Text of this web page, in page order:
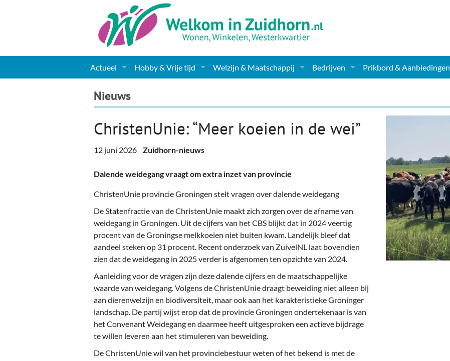
Actueel
Nieuws
Gemeente informatie
Dorpen
Columns & Redactioneel
Foto-pagina
Hobby & Vrije tijd
Kunst
Toerisme & Musea
Welzijn & Maatschappij
Gezondheid & Zorg
Levensbeschouwelijk
Ouderen
Politieke Partijen
Bedrijven
Verzorging
Vervoer, Auto's & Fietsen
Wonen & Interieur
On-line bestellen in Zuidhorn
Diensten, Gemak & Zakelijk
(Ver) Bouw & Onderhoud
Prikbord & Aanbiedingen
Nieuws
ChristenUnie: “Meer koeien in de wei”
12 juni 2026 Zuidhorn-nieuws
Dalende weidegang vraagt om extra inzet van provincie
ChristenUnie provincie Groningen stelt vragen over dalende weidegang
De Statenfractie van de ChristenUnie maakt zich zorgen over de afname van
weidegang in Groningen. Uit de cijfers van het CBS blijkt dat in 2024 veertig
procent van de Groningse melkkoeien niet buiten kwam. Landelijk bleef dat
aandeel steken op 31 procent. Recent onderzoek van ZuivelNL laat bovendien
zien dat de weidegang in 2025 verder is afgenomen ten opzichte van 2024.
Aanleiding voor de vragen zijn deze dalende cijfers en de maatschappelijke
waarde van weidegang. Volgens de ChristenUnie draagt beweiding niet alleen bij
aan dierenwelzijn en biodiversiteit, maar ook aan het karakteristieke Groninger
landschap. De partij wijst erop dat de provincie Groningen ondertekenaar is van
het Convenant Weidegang en daarmee heeft uitgesproken een actieve bijdrage
te willen leveren aan het stimuleren van beweiding.
De ChristenUnie wil van het provinciebestuur weten of het bekend is met de